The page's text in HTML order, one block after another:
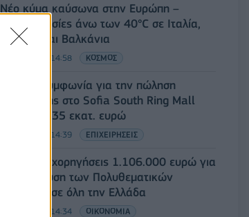
Νέο κύμα καύσωνα στην Ευρώπη –
Θερμοκρασίες άνω των 40°C σε Ιταλία,
Ισπανία και Βαλκάνια
07/08/2026 - 14:58 ΚΟΣΜΟΣ
Fourlis: Συμφωνία για την πώληση
συμμετοχής στο Sofia South Ring Mall
έναντι 49,35 εκατ. ευρώ
07/08/2026 - 14:39 ΕΠΙΧΕΙΡΗΣΕΙΣ
ΥΠΠΟ: Επιχορηγήσεις 1.106.000 ευρώ για
την ενίσχυση των Πολυθεματικών
Φεστιβάλ σε όλη την Ελλάδα
07/08/2026 - 14:34 ΟΙΚΟΝΟΜΙΑ